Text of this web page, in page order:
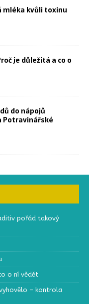
kvůli toxinu
je důležitá a co o
do nápojů
Potravinářské
pořád takový
o ní vědět
– kontrola